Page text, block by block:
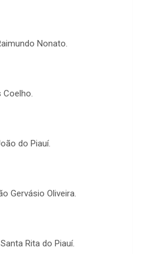
Nonato.
Coelho.
do Piauí.
Gervásio Oliveira.
Rita do Piauí.